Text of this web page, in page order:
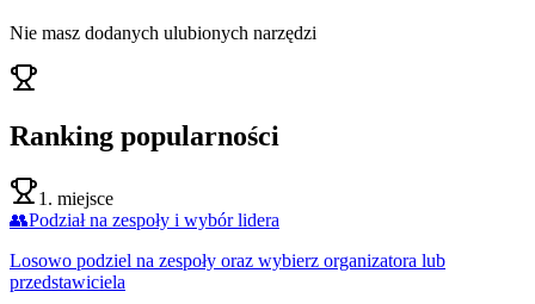
Nie masz dodanych ulubionych narzędzi
Ranking popularności
1. miejsce
👥Podział na zespoły i wybór lidera
Losowo podziel na zespoły oraz wybierz organizatora lub
przedstawiciela